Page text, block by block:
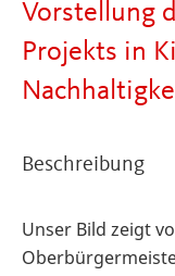
Vorstellung
Projekts in
Beschreibung
Unser Bild zeigt